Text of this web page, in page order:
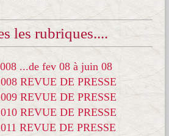
les rubriques....
...de fev 08 à juin 08
REVUE DE PRESSE
REVUE DE PRESSE
REVUE DE PRESSE
REVUE DE PRESSE